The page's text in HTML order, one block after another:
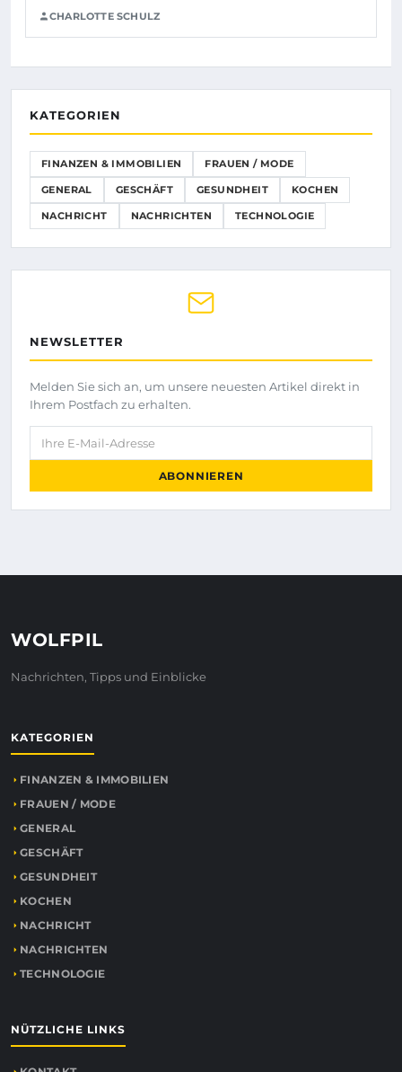
CHARLOTTE SCHULZ
KATEGORIEN
FINANZEN & IMMOBILIEN FRAUEN / MODE
GENERAL GESCHÄFT GESUNDHEIT KOCHEN
NACHRICHT NACHRICHTEN TECHNOLOGIE
NEWSLETTER
Melden Sie sich an, um unsere neuesten Artikel direkt in
Ihrem Postfach zu erhalten.
Ihre E-Mail-Adresse
ABONNIEREN
WOLFPIL
Nachrichten, Tipps und Einblicke
KATEGORIEN
FINANZEN & IMMOBILIEN
FRAUEN / MODE
GENERAL
GESCHÄFT
GESUNDHEIT
KOCHEN
NACHRICHT
NACHRICHTEN
TECHNOLOGIE
NÜTZLICHE LINKS